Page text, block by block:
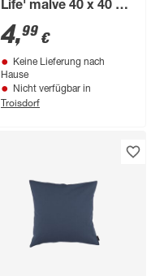
Life' malve 40 x 40 x
3 cm
4,99 €
Keine Lieferung nach
Hause
Nicht verfügbar in
Troisdorf